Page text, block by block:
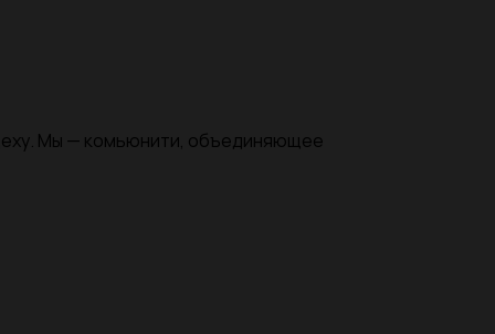
Мы — комьюнити, объединяющее